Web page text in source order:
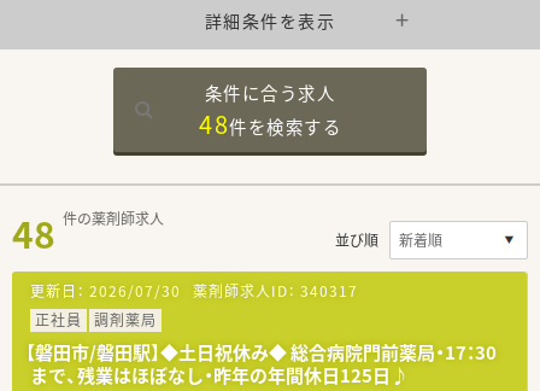
詳細条件を表示
条件に合う求人
48件を検索する
48 件の薬剤師求人
並び順
更新日： 2026/07/30 薬剤師求人ID： 340317
正社員
調剤薬局
【磐田市/磐田駅】◆土日祝休み◆ 総合病院門前薬局・17：30
まで、残業はほぼなし・昨年の年間休日125日♪